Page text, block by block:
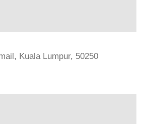
Kuala Lumpur, 50250